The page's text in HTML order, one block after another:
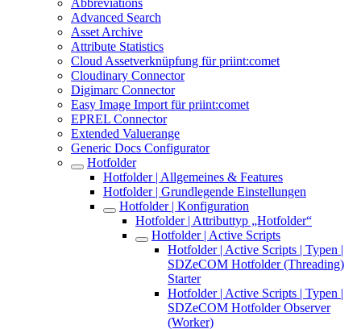
Abbreviations
Advanced Search
Asset Archive
Attribute Statistics
Cloud Assetverknüpfung für priint:comet
Cloudinary Connector
Digimarc Connector
Easy Image Import für priint:comet
EPREL Connector
Extended Valuerange
Generic Docs Configurator
Hotfolder
Hotfolder | Allgemeines & Features
Hotfolder | Grundlegende Einstellungen
Hotfolder | Konfiguration
Hotfolder | Attributtyp „Hotfolder“
Hotfolder | Active Scripts
Hotfolder | Active Scripts | Typen |
SDZeCOM Hotfolder (Threading)
Starter
Hotfolder | Active Scripts | Typen |
SDZeCOM Hotfolder Observer
(Worker)